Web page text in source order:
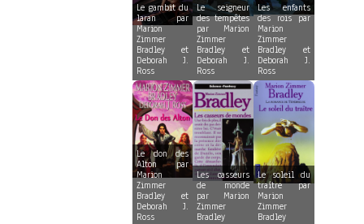
Le gambit du
laran par
Marion
Zimmer
Bradley et
Deborah J.
Ross
Le seigneur
des tempêtes
par Marion
Zimmer
Bradley et
Deborah J.
Ross
Les enfants
des rois par
Marion
Zimmer
Bradley et
Deborah J.
Ross
Le don des
Alton par
Marion
Zimmer
Bradley et
Deborah J.
Ross
Les casseurs
de monde
par Marion
Zimmer
Bradley
Le soleil du
traître par
Marion
Zimmer
Bradley